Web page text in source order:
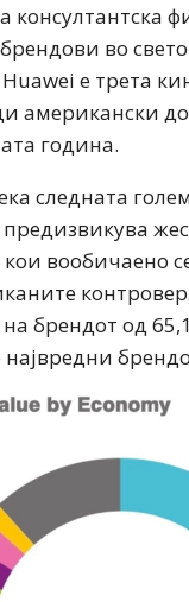
консултантска
во
е трета
американски
година.
следната
вообичаено
брендот од
највредни